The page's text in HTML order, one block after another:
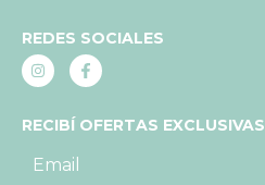
REDES SOCIALES
RECIBÍ OFERTAS EXCLUSIVAS